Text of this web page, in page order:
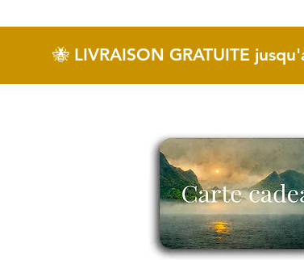
🐝 LIVRAISON GRATUITE